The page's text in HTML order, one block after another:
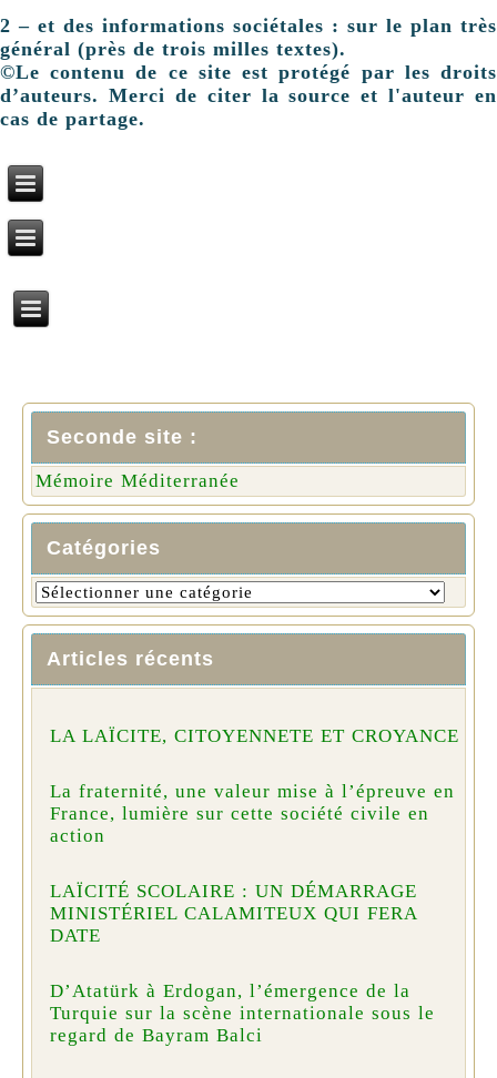
2 – et des informations sociétales : sur le plan très
général (près de trois milles textes).
©Le contenu de ce site est protégé par les droits
d’auteurs. Merci de citer la source et l'auteur en
cas de partage.
Seconde site :
Mémoire Méditerranée
Catégories
Articles récents
LA LAÏCITE, CITOYENNETE ET CROYANCE
La fraternité, une valeur mise à l’épreuve en
France, lumière sur cette société civile en
action
LAÏCITÉ SCOLAIRE : UN DÉMARRAGE
MINISTÉRIEL CALAMITEUX QUI FERA
DATE
D’Atatürk à Erdogan, l’émergence de la
Turquie sur la scène internationale sous le
regard de Bayram Balci